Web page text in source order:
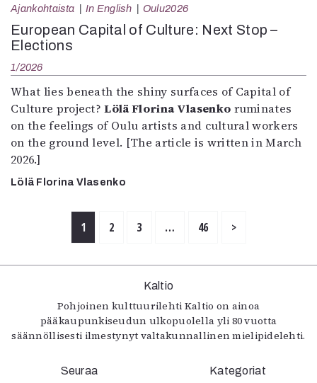
Ajankohtaista In English Oulu2026
European Capital of Culture: Next Stop –
Elections
1/2026
What lies beneath the shiny surfaces of Capital of
Culture project?Lölä Florina Vlasenko ruminates
on the feelings of Oulu artists and cultural workers
on the ground level. [The article is written in March
2026.]
Lölä Florina Vlasenko
1 2 3 … 46 >
Kaltio
Pohjoinen kulttuurilehti Kaltio on ainoa
pääkaupunkiseudun ulkopuolella yli 80 vuotta
säännöllisesti ilmestynyt valtakunnallinen mielipidelehti.
Seuraa Kategoriat